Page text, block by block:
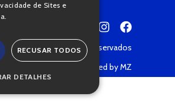
• Todos os direitos reservados
Powered by MZ
de Sites e
RECUSAR TODOS
DETALHES